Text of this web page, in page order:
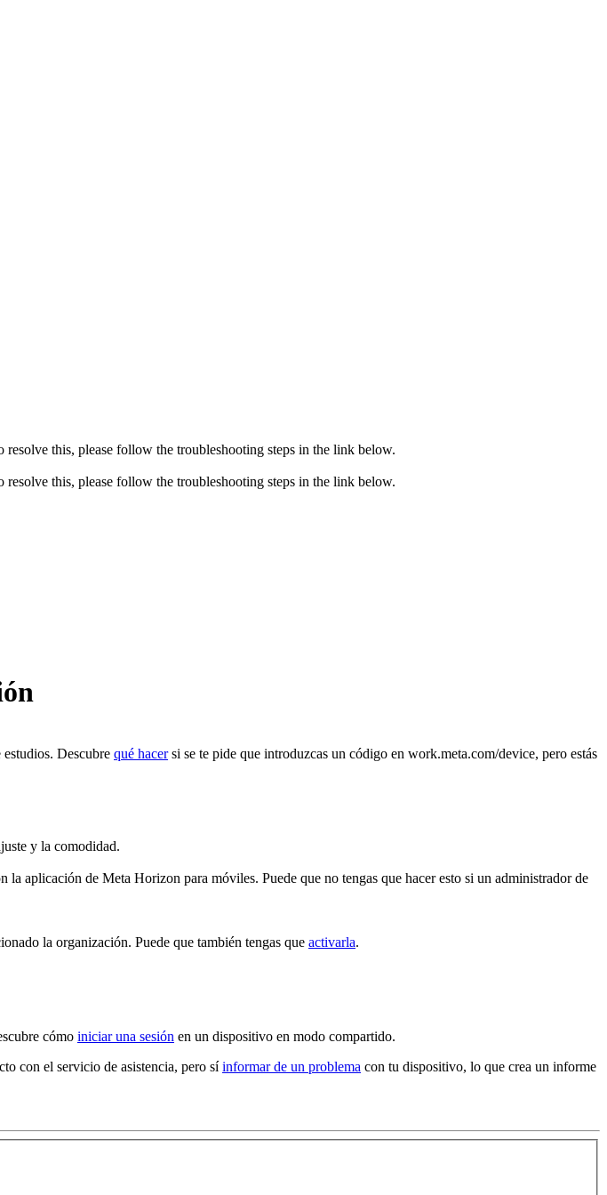
this, please follow the troubleshooting steps in the link below.
this, please follow the troubleshooting steps in the link below.
Descubre qué hacersi se te pide que introduzcas un código en work.meta.com/device, pero estás
y la comodidad.
la aplicación de Meta Horizon para móviles. Puede que no tengas que hacer esto si un administrador de
la organización. Puede que también tengas que activarla.
cómo iniciar una sesión en un dispositivo en modo compartido.
con el servicio de asistencia, pero síinformar de un problema con tu dispositivo, lo que crea un informe